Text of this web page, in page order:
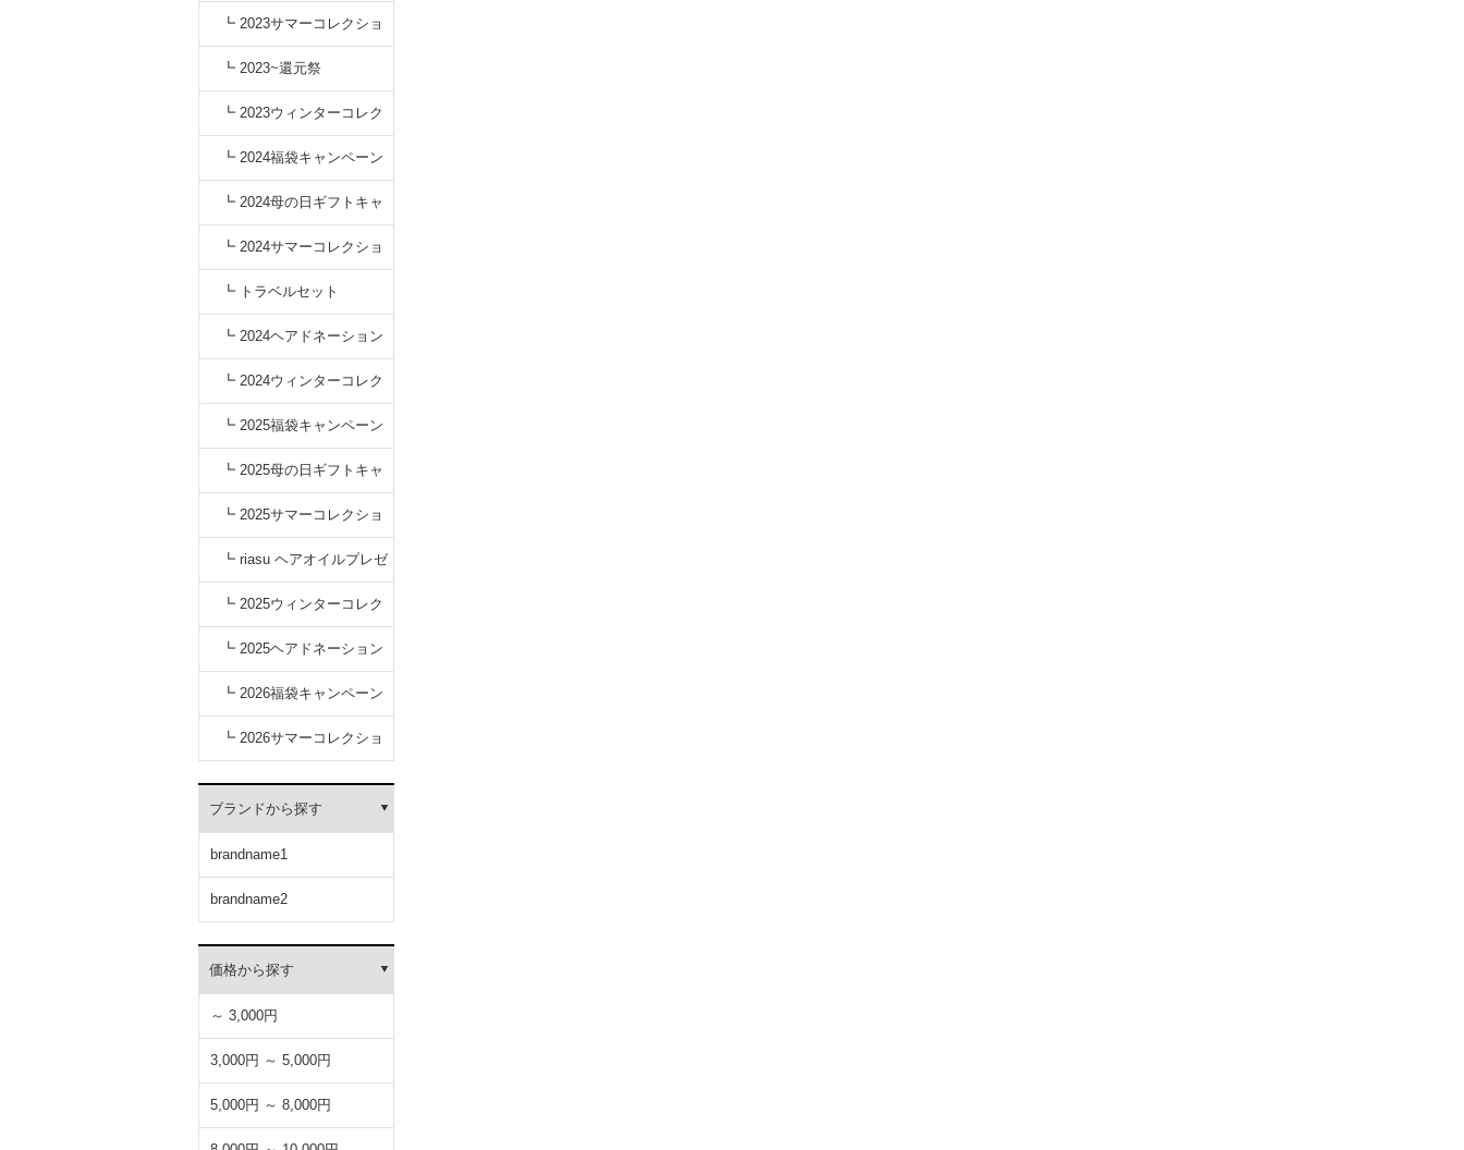
ン
┗ 2023サマーコレクショ
ン
┗ 2023~還元祭
┗ 2023ウィンターコレク
ション
┗ 2024福袋キャンペーン
┗ 2024母の日ギフトキャ
ンペーン
┗ 2024サマーコレクショ
ン
┗ トラベルセット
┗ 2024ヘアドネーション
キャンペーン
┗ 2024ウィンターコレク
ション
┗ 2025福袋キャンペーン
┗ 2025母の日ギフトキャ
ンペーン
┗ 2025サマーコレクショ
ン
┗ riasu ヘアオイルプレゼ
ント
┗ 2025ウィンターコレク
ション
┗ 2025ヘアドネーション
キャンペーン
┗ 2026福袋キャンペーン
┗ 2026サマーコレクショ
ン
ブランドから探す
brandname1
brandname2
価格から探す
～ 3,000円
3,000円 ～ 5,000円
5,000円 ～ 8,000円